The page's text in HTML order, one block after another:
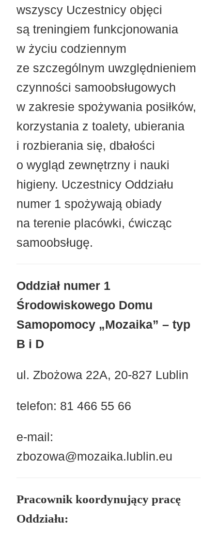
wszyscy Uczestnicy objęci
są treningiem funkcjonowania
w życiu codziennym
ze szczególnym uwzględnieniem
czynności samoobsługowych
w zakresie spożywania posiłków,
korzystania z toalety, ubierania
i rozbierania się, dbałości
o wygląd zewnętrzny i nauki
higieny. Uczestnicy Oddziału
numer 1 spożywają obiady
na terenie placówki, ćwicząc
samoobsługę.
Oddział numer 1
Środowiskowego Domu
Samopomocy „Mozaika” – typ
B i D
ul. Zbożowa 22A, 20-827 Lublin
telefon: 81 466 55 66
e-mail:
zbozowa@mozaika.lublin.eu
Pracownik koordynujący pracę
Oddziału: